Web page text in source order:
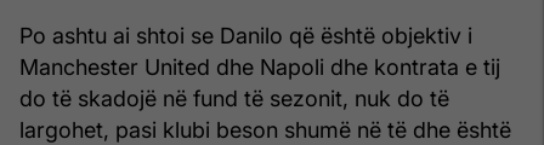
Po ashtu ai shtoi se Danilo që është objektiv i
Manchester United dhe Napoli dhe kontrata e tij
do të skadojë në fund të sezonit, nuk do të
largohet, pasi klubi beson shumë në të dhe është